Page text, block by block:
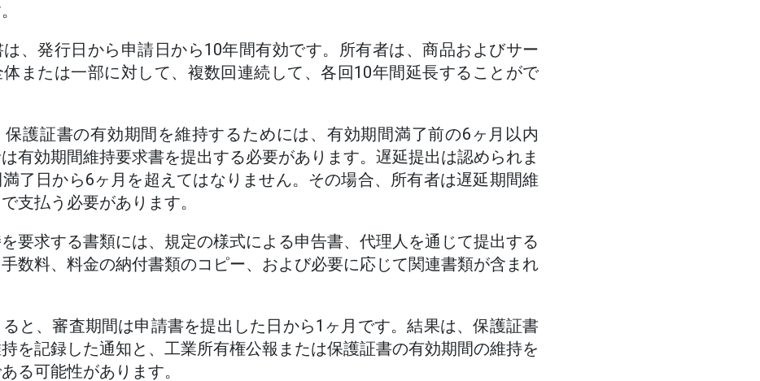
、発行日から申請日から10年間有効です。所有者は、商品およびサー
体または一部に対して、複数回連続して、各回10年間延長することがで
保護証書の有効期間を維持するためには、有効期間満了前の6ヶ月以内
有効期間維持要求書を提出する必要があります。遅延提出は認められま
了日から6ヶ月を超えてはなりません。その場合、所有者は遅延期間維
支払う必要があります。
要求する書類には、規定の様式による申告書、代理人を通じて提出する
数料、料金の納付書類のコピー、および必要に応じて関連書類が含まれ
と、審査期間は申請書を提出した日から1ヶ月です。結果は、保護証書
を記録した通知と、工業所有権公報または保護証書の有効期間の維持を
る可能性があります。